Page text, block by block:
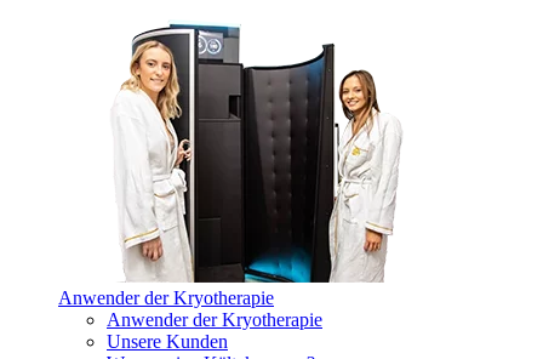
Anwender der Kryotherapie
Anwender der Kryotherapie
Unsere Kunden